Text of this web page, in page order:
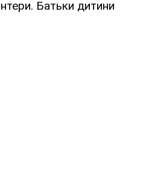
Батьки дитини